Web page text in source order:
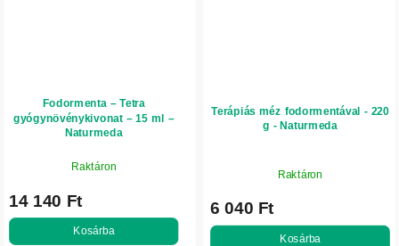
Fodormenta – Tetra
gyógynövénykivonat – 15 ml –
Naturmeda
Raktáron
14 140 Ft
Kosárba
Terápiás méz fodormentával - 220
g - Naturmeda
Raktáron
6 040 Ft
Kosárba